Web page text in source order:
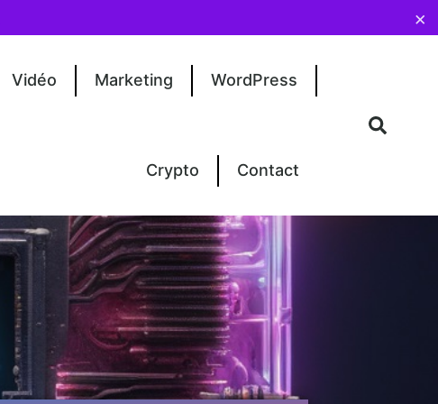
Vidéo Marketing WordPress
Crypto Contact
×